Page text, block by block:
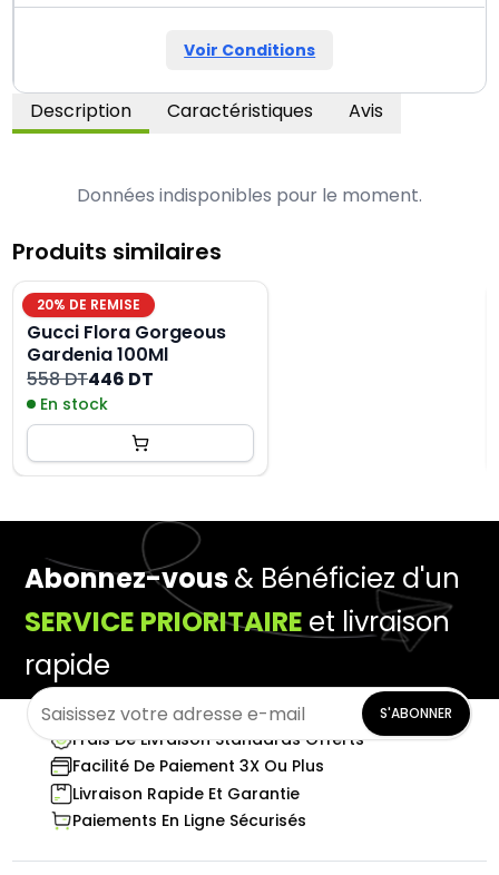
Voir Conditions
Description Caractéristiques Avis
Données indisponibles pour le moment.
Produits similaires
20% DE REMISE
Gucci Flora Gorgeous
Gardenia 100Ml
558 DT446 DT
En stock
Abonnez-vous& Bénéficiez d'un
SERVICE PRIORITAIRE et livraison
rapide
S'ABONNER
Frais De Livraison Standards Offerts
Facilité De Paiement 3X Ou Plus
Livraison Rapide Et Garantie
Paiements En Ligne Sécurisés